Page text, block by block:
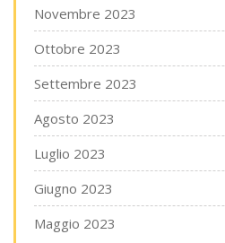
Novembre 2023
Ottobre 2023
Settembre 2023
Agosto 2023
Luglio 2023
Giugno 2023
Maggio 2023